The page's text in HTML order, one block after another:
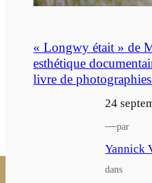
« Longwy était » de
esthétique
livre de
24
—par
Yannick
dans